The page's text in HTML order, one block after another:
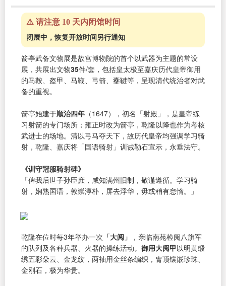
⚠️ 请注意 10 天内闭馆时间
闭展中，恢复开放时间另行通知
箭亭武备文物展是故宫博物院的首个以武器为主题的常设
展，共展出文物35件/套，包括皇太极至嘉庆历代皇帝御用
的马鞍、盔甲、马鞭、弓箭、櫜鞬等，呈现清代统治者对武
备的重视。
箭亭始建于顺治四年 （1647），初名「射殿」，是皇帝练
习射箭的专门场所；雍正时改为箭亭，乾隆以降也作为考核
武进士的场地。清以弓马夺天下，故历代皇帝均强调学习骑
射，乾隆、嘉庆将「国语骑射」训诫勒石宣示，永垂法守。
《训守冠服骑射碑》
「俾我后世子孙臣庶，咸知满州旧制，敬谨遵循。学习骑
射，娴熟国语，敦崇淳朴，屏去浮华，毋或稍有怠惰。」
乾隆在位时每3年举办一次 「大阅」
，亲临南苑检阅八旗军
的队列及各种兵器、火器的操练活动。 御用大阅甲以明黄缎
绣五彩朵云、金龙纹，两袖用金丝条编织，胄顶镶嵌珍珠、
金刚石，极为华贵。